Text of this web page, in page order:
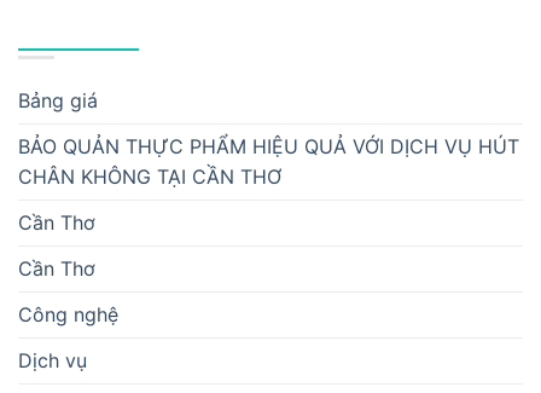
Bảng giá
BẢO QUẢN THỰC PHẨM HIỆU QUẢ VỚI DỊCH VỤ HÚT
CHÂN KHÔNG TẠI CẦN THƠ
Cần Thơ
Cần Thơ
Công nghệ
Dịch vụ